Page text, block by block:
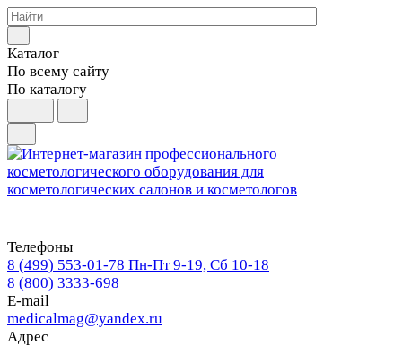
Каталог
По всему сайту
По каталогу
Телефоны
8 (499) 553-01-78 Пн-Пт 9-19, Сб 10-18
8 (800) 3333-698
E-mail
medicalmag@yandex.ru
Адрес